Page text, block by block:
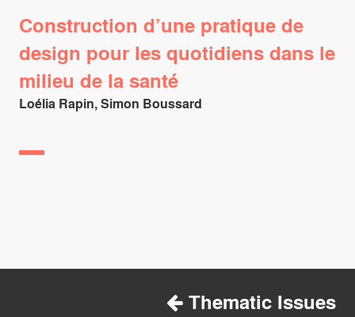
Construction d’une pratique de
design pour les quotidiens dans le
milieu de la santé
Loélia Rapin, Simon Boussard
Thematic Issues